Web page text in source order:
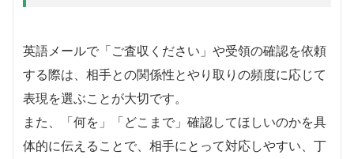
英語メールで「ご査収ください」や受領の確認を依頼
する際は、相手との関係性とやり取りの頻度に応じて
表現を選ぶことが大切です。
また、「何を」「どこまで」確認してほしいのかを具
体的に伝えることで、相手にとって対応しやすい、丁